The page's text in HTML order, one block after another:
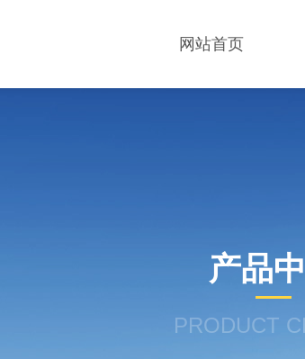
网站首页
产品
PRODUCT